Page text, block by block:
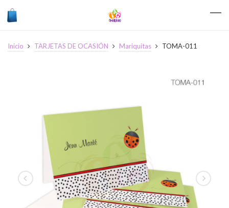
Inicio TARJETAS DE OCASIÓN Mariquitas TOMA-011